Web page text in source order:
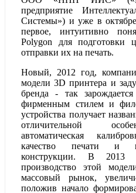
предприятие
Системы») и уже в октябре
первое, интуитивно
Polygon для подготовки
отправки их на печать.
Новый, 2012 год,
модели 3D принтера и
бренда - так
фирменным стилем и
устройства получает
отличительной
автоматическая
качество печати и
конструкции. В 2013
производство этой
массовый рынок,
положив начало